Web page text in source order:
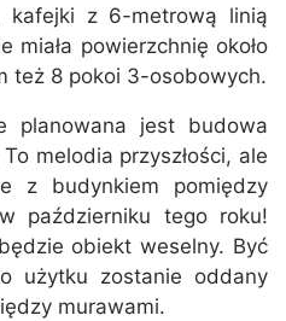
kafejki z 6-metrową linią
miała powierzchnię około
też 8 pokoi 3-osobowych.
planowana jest budowa
melodia przyszłości, ale
z budynkiem pomiędzy
październiku tego roku!
obiekt weselny. Być
użytku zostanie oddany
murawami.